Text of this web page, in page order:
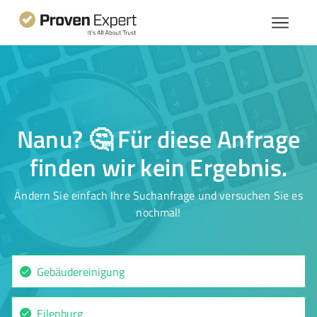
Nanu? 🤔 Für diese Anfrage
finden wir kein Ergebnis.
Ändern Sie einfach Ihre Suchanfrage und versuchen Sie es
nochmal!